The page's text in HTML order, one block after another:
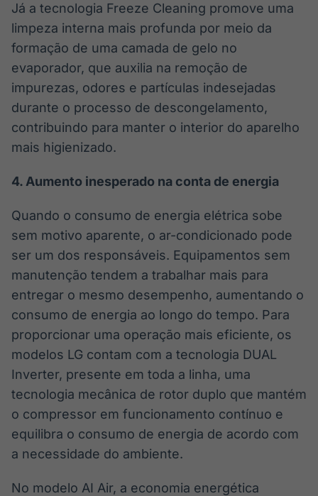
Já a tecnologia Freeze Cleaning promove uma
limpeza interna mais profunda por meio da
formação de uma camada de gelo no
evaporador, que auxilia na remoção de
impurezas, odores e partículas indesejadas
durante o processo de descongelamento,
contribuindo para manter o interior do aparelho
mais higienizado.
4. Aumento inesperado na conta de energia
Quando o consumo de energia elétrica sobe
sem motivo aparente, o ar-condicionado pode
ser um dos responsáveis. Equipamentos sem
manutenção tendem a trabalhar mais para
entregar o mesmo desempenho, aumentando o
consumo de energia ao longo do tempo. Para
proporcionar uma operação mais eficiente, os
modelos LG contam com a tecnologia DUAL
Inverter, presente em toda a linha, uma
tecnologia mecânica de rotor duplo que mantém
o compressor em funcionamento contínuo e
equilibra o consumo de energia de acordo com
a necessidade do ambiente.
No modelo AI Air, a economia energética